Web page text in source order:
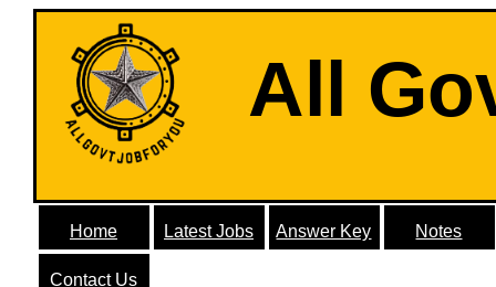
All
Home Latest Jobs Answer Key Notes
Contact Us